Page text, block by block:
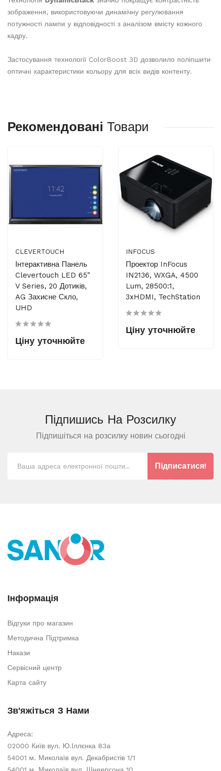
зображення, використовуючи динамічну регулювання
потужності лампи у відповідності з аналізом вмісту кожного
кадру.
Застосування технології ColorBoost 3D дозволило поліпшити
оптичні характеристики кольору для всіх видів контенту.
Рекомендовані Товари
CLEVERTOUCH
Інтерактивна Панель
Clevertouch LED 65"
V Series, 20 Дотиків,
AG Захисне Скло,
UHD
Ціну уточнюйте
INFOCUS
Проектор InFocus
IN2136, WXGA, 4500
Lum, 28500:1,
3xHDMI, TechStation
Ціну уточнюйте
Підпишись На Розсилку
Підпишіться на розсилку новин сьогодні
Підписатися!
Інформація
Відгуки про магазин
Методична Підтримка
Накази
Сервісний центр
Карта сайту
Зв'яжіться З Нами
Адреса:
02000 Київ вул. Ю.Іллєнка 83а
54001 м. Миколаїв вул. Декабристів 1/1